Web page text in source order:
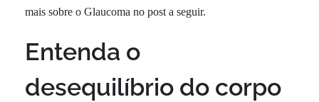
mais sobre o Glaucoma no post a seguir.
Entenda o
desequilíbrio do corpo